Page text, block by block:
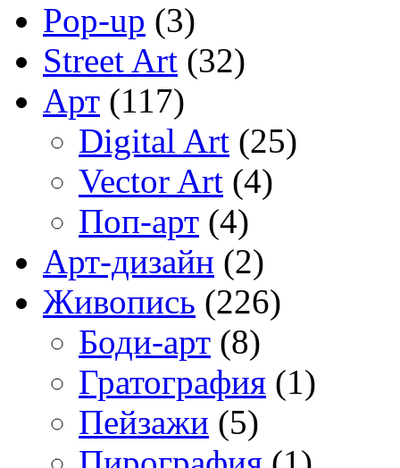
Pop-up (3)
Street Art (32)
Арт (117)
Digital Art (25)
Vector Art (4)
Поп-арт (4)
Арт-дизайн (2)
Живопись (226)
Боди-арт (8)
Гратография (1)
Пейзажи (5)